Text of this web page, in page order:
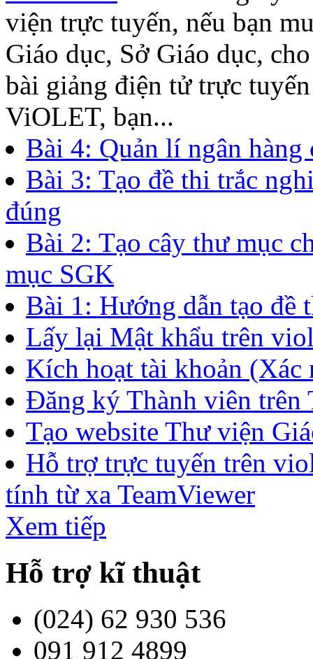
viện trực tuyến, nếu bạn
Giáo dục, Sở Giáo dục,
bài giảng điện tử trực
ViOLET, bạn...
Bài 4: Quản lí ngân
Bài 3: Tạo đề thi trắc
đúng
Bài 2: Tạo cây thư mục
mục SGK
Bài 1: Hướng dẫn tạo đề
Lấy lại Mật khẩu trên
Kích hoạt tài khoản
Đăng ký Thành viên
Tạo website Thư viện
Hỗ trợ trực tuyến trên
tính từ xa TeamViewer
Xem tiếp
Hỗ trợ kĩ thuật
(024) 62 930 536
091 912 4899